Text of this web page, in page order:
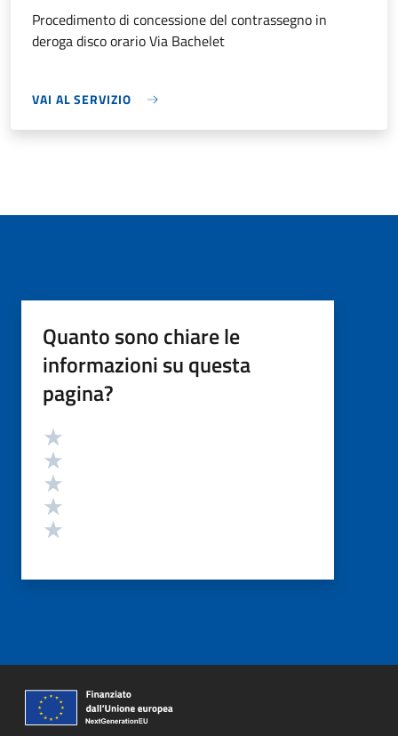
Procedimento di concessione del contrassegno in
deroga disco orario Via Bachelet
VAI AL SERVIZIO
Quanto sono chiare le
informazioni su questa
pagina?
Valutazione